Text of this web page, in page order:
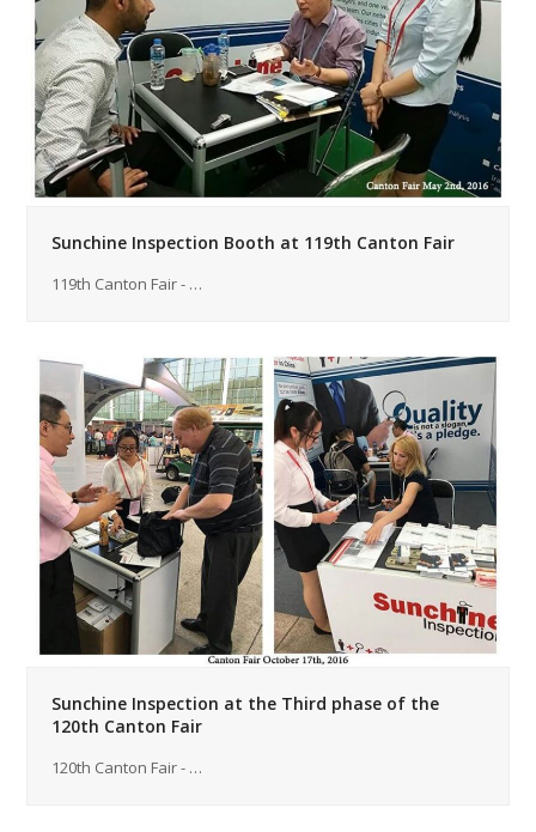
Sunchine Inspection Booth at 119th Canton Fair
119th Canton Fair - …
Sunchine Inspection at the Third phase of the
120th Canton Fair
120th Canton Fair - …